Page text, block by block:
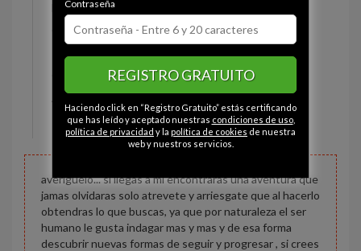
Estado civil:
Ojos: Marrón
Constitución: Delgado
Altura: 150 cm
Peso: 60 kg
averiguelo... si llegas a mi encontraras una aventura que
jamas olvidaras solo atrevete y arriesgate que al hacerlo
obtendras lo que buscas, ya que por naturaleza el ser
humano le gusta indagar mas y mas y de esa forma
descubrir nuevas formas de seguir y progresar , si crees
Contraseña
REGISTRO GRATUITO
Haciendo click en “Registro Gratuito” estás certificando
que has leído y aceptado nuestras condiciones de uso,
política de privacidad y la política de cookies de nuestra
web y nuestros servicios.